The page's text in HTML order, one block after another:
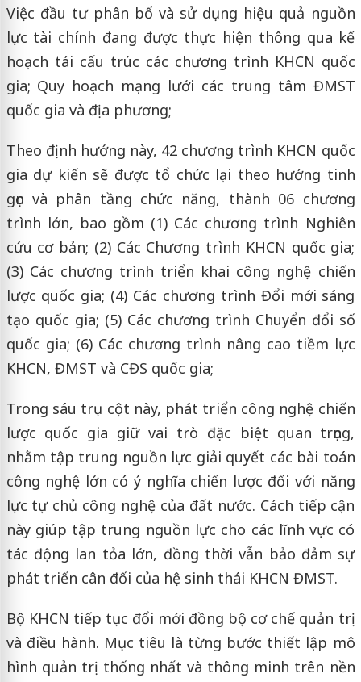
Việc đầu tư phân bổ và sử dụng hiệu quả nguồn
lực tài chính đang được thực hiện thông qua kế
hoạch tái cấu trúc các chương trình KHCN quốc
gia; Quy hoạch mạng lưới các trung tâm ĐMST
quốc gia và địa phương;
Theo định hướng này, 42 chương trình KHCN quốc
gia dự kiến sẽ được tổ chức lại theo hướng tinh
gọn và phân tầng chức năng, thành 06 chương
trình lớn, bao gồm (1) Các chương trình Nghiên
cứu cơ bản; (2) Các Chương trình KHCN quốc gia;
(3) Các chương trình triển khai công nghệ chiến
lược quốc gia; (4) Các chương trình Đổi mới sáng
tạo quốc gia; (5) Các chương trình Chuyển đổi số
quốc gia; (6) Các chương trình nâng cao tiềm lực
KHCN, ĐMST và CĐS quốc gia;
Trong sáu trụ cột này, phát triển công nghệ chiến
lược quốc gia giữ vai trò đặc biệt quan trọng,
nhằm tập trung nguồn lực giải quyết các bài toán
công nghệ lớn có ý nghĩa chiến lược đối với năng
lực tự chủ công nghệ của đất nước. Cách tiếp cận
này giúp tập trung nguồn lực cho các lĩnh vực có
tác động lan tỏa lớn, đồng thời vẫn bảo đảm sự
phát triển cân đối của hệ sinh thái KHCN ĐMST.
Bộ KHCN tiếp tục đổi mới đồng bộ cơ chế quản trị
và điều hành. Mục tiêu là từng bước thiết lập mô
hình quản trị thống nhất và thông minh trên nền